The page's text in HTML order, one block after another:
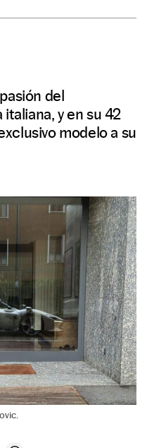
del
y en su 42
modelo a su